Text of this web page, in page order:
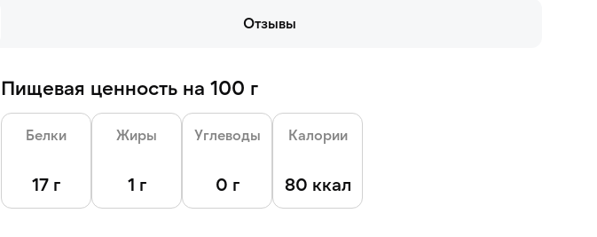
Отзывы
Пищевая ценность на 100 г
Белки
17 г
Жиры
1 г
Углеводы
0 г
Калории
80 ккал